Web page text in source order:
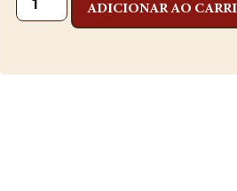
ADICIONAR AO